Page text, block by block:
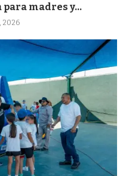
madres y...
2026